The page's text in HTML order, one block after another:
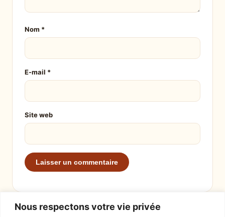
Nous respectons votre vie privée
Nom *
E-mail *
Site web